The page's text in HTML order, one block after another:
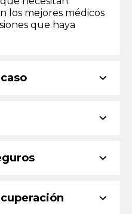
los mejores médicos
que haya